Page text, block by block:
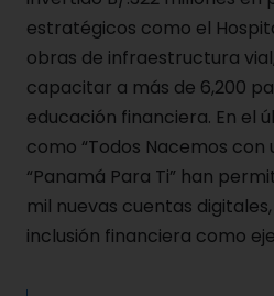
estratégicos como el
obras de infraestructura
capacitar a más de 6,200
educación financiera. En el
como “Todos Nacemos con
“Panamá Para Ti” han
mil nuevas cuentas
inclusión financiera como